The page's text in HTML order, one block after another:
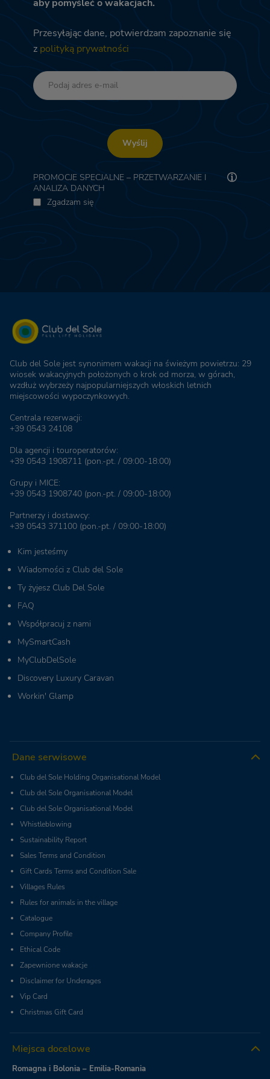
aby pomyśleć o wakacjach.
Przesyłając dane, potwierdzam zapoznanie się
z polityką prywatności
Wyślij
PROMOCJE SPECJALNE – PRZETWARZANIE I
ANALIZA DANYCH
Zgadzam się
Club del Sole jest synonimem wakacji na świeżym powietrzu: 29
wiosek wakacyjnych położonych o krok od morza, w górach,
wzdłuż wybrzeży najpopularniejszych włoskich letnich
miejscowości wypoczynkowych.
Centrala rezerwacji:
+39 0543 24108
Dla agencji i touroperatorów:
+39 0543 1908711 (pon.-pt. / 09:00-18:00)
Grupy i MICE:
+39 0543 1908740 (pon.-pt. / 09:00-18:00)
Partnerzy i dostawcy:
+39 0543 371100 (pon.-pt. / 09:00-18:00)
Kim jesteśmy
Wiadomości z Club del Sole
Ty żyjesz Club Del Sole
FAQ
Współpracuj z nami
MySmartCash
MyClubDelSole
Discovery Luxury Caravan
Workin' Glamp
Dane serwisowe
Club del Sole Holding Organisational Model
Club del Sole Organisational Model
Club del Sole Organisational Model
Whistleblowing
Sustainability Report
Sales Terms and Condition
Gift Cards Terms and Condition Sale
Villages Rules
Rules for animals in the village
Catalogue
Company Profile
Ethical Code
Zapewnione wakacje
Disclaimer for Underages
Vip Card
Christmas Gift Card
Miejsca docelowe
Romagna i Bolonia – Emilia-Romania